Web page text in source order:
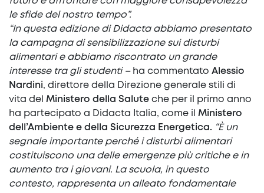
le sfide del nostro tempo”.
“In questa edizione di Didacta abbiamo presentato
la campagna di sensibilizzazione sui disturbi
alimentari e abbiamo riscontrato un grande
interesse tra gli studenti – ha commentato Alessio
Nardini, direttore della Direzione generale stili di
vita del Ministero della Salute che per il primo anno
ha partecipato a Didacta Italia, come il Ministero
dell’Ambiente e della Sicurezza Energetica. “È un
segnale importante perché i disturbi alimentari
costituiscono una delle emergenze più critiche e in
aumento tra i giovani. La scuola, in questo
contesto, rappresenta un alleato fondamentale